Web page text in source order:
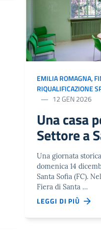
EMILIA ROMAGNA,
RIQUALIFICAZIONE
12 GEN 2026
Una casa
Settore a
Una giornata
domenica 14
Santa Sofia (FC).
Fiera di Santa …
LEGGI DI PIÙ